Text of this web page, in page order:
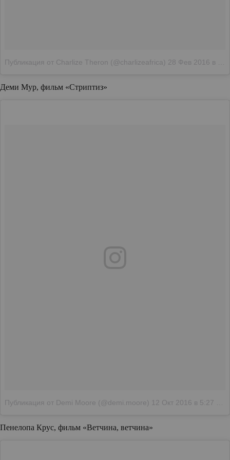
Публикация от Charlize Theron (@charlizeafrica) 28 Фев 2016 в 10:12 PST
Деми Мур, фильм «Стриптиз»
Публикация от Demi Moore (@demi.moore) 12 Окт 2016 в 5:27 PDT
Пенелопа Крус, фильм «Ветчина, ветчина»